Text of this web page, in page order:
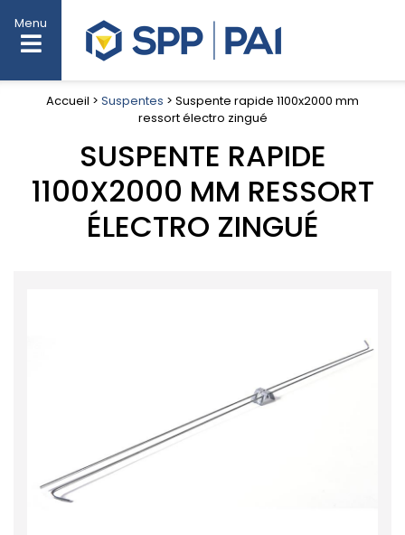
Menu
Accueil > Suspentes > Suspente rapide 1100x2000 mm
ressort électro zingué
SUSPENTE RAPIDE
1100X2000 MM RESSORT
ÉLECTRO ZINGUÉ